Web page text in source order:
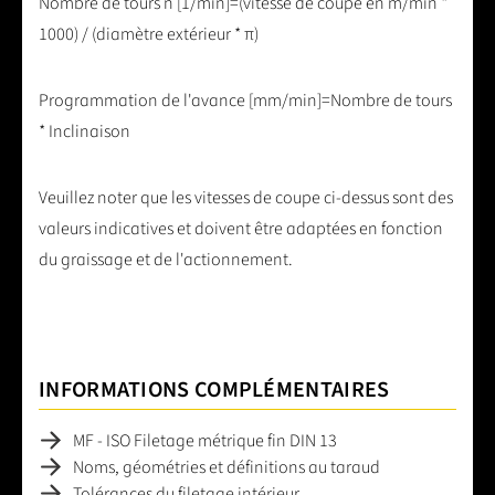
1000) / (diamètre extérieur * π)
Programmation de l'avance [mm/min]=Nombre de tours
* Inclinaison
Veuillez noter que les vitesses de coupe ci-dessus sont des
valeurs indicatives et doivent être adaptées en fonction
du graissage et de l'actionnement.
INFORMATIONS COMPLÉMENTAIRES
MF - ISO Filetage métrique fin DIN 13
Noms, géométries et définitions au taraud